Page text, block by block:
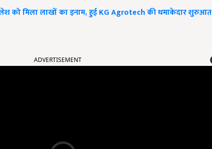
को मिला लाखों का इनाम, हुई KG Agrotech की धमाकेदार शुरुआत